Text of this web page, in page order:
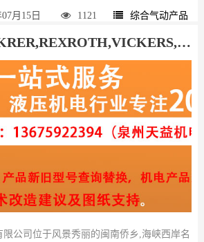
月15日 1121 综合气动产品
液压气动产品厂家
公司位于风景秀丽的闽南侨乡,海峡西岸名